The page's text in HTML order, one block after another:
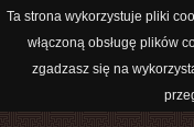
Ta strona wykorzystuje pliki
włączoną obsługę plików
zgadzasz się na